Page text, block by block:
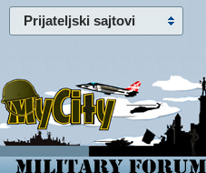
Prijateljski sajtovi